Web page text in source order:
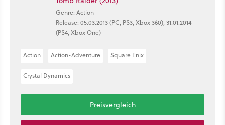
Genre: Action
Release: 05.03.2013 (PC, PS3, Xbox 360), 31.01.2014
(PS4, Xbox One)
Action Action-Adventure Square Enix
Crystal Dynamics
Preisvergleich